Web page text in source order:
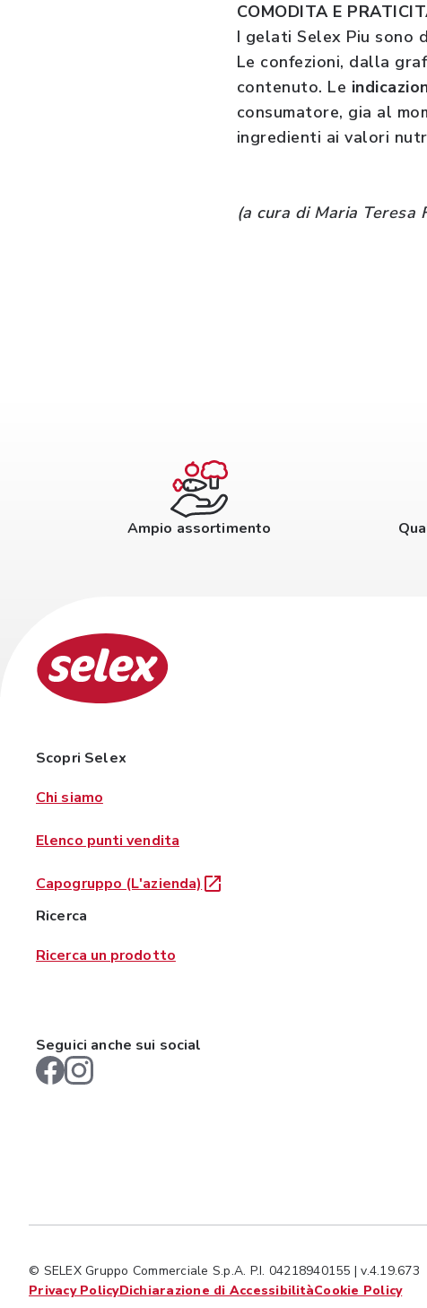
COMODITA E
I gelati Selex Piu sono
Le confezioni, dalla
contenuto. Le
consumatore, gia al
ingredienti ai valori
(a cura di Maria Teresa
Ampio assortimento
Scopri Selex
Chi siamo
Elenco punti vendita
Capogruppo (L'azienda)
Ricerca
Ricerca un prodotto
Seguici anche sui social
© SELEX Gruppo Commerciale S.p.A. P.I. 04218940155 | v.4.19.673
Privacy PolicyDichiarazione di AccessibilitàCookie Policy